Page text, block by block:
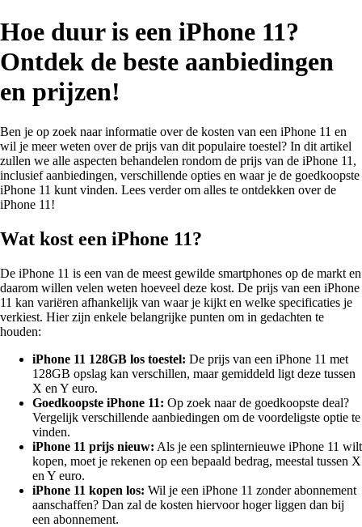
Hoe duur is een iPhone 11?
Ontdek de beste aanbiedingen
en prijzen!
Ben je op zoek naar informatie over de kosten van een iPhone 11 en
wil je meer weten over de prijs van dit populaire toestel? In dit artikel
zullen we alle aspecten behandelen rondom de prijs van de iPhone 11,
inclusief aanbiedingen, verschillende opties en waar je de goedkoopste
iPhone 11 kunt vinden. Lees verder om alles te ontdekken over de
iPhone 11!
Wat kost een iPhone 11?
De iPhone 11 is een van de meest gewilde smartphones op de markt en
daarom willen velen weten hoeveel deze kost. De prijs van een iPhone
11 kan variëren afhankelijk van waar je kijkt en welke specificaties je
verkiest. Hier zijn enkele belangrijke punten om in gedachten te
houden:
iPhone 11 128GB los toestel: De prijs van een iPhone 11 met
128GB opslag kan verschillen, maar gemiddeld ligt deze tussen
X en Y euro.
Goedkoopste iPhone 11: Op zoek naar de goedkoopste deal?
Vergelijk verschillende aanbiedingen om de voordeligste optie te
vinden.
iPhone 11 prijs nieuw: Als je een splinternieuwe iPhone 11 wilt
kopen, moet je rekenen op een bepaald bedrag, meestal tussen X
en Y euro.
iPhone 11 kopen los: Wil je een iPhone 11 zonder abonnement
aanschaffen? Dan zal de kosten hiervoor hoger liggen dan bij
een abonnement.